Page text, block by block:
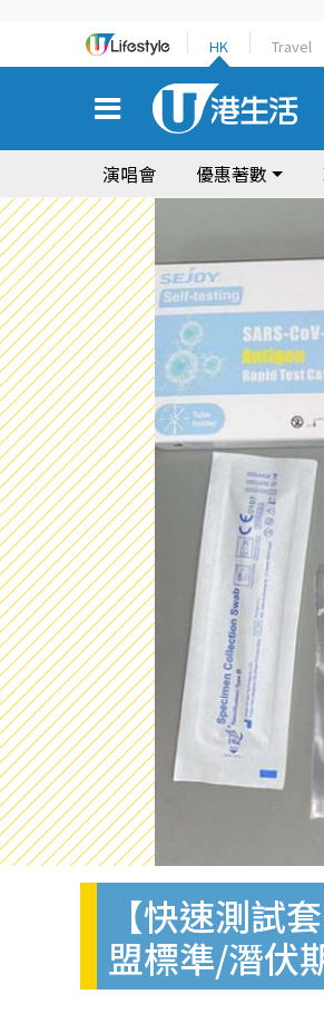
HK Travel
演唱會 優惠著數
【快速測試
盟標準/潛伏